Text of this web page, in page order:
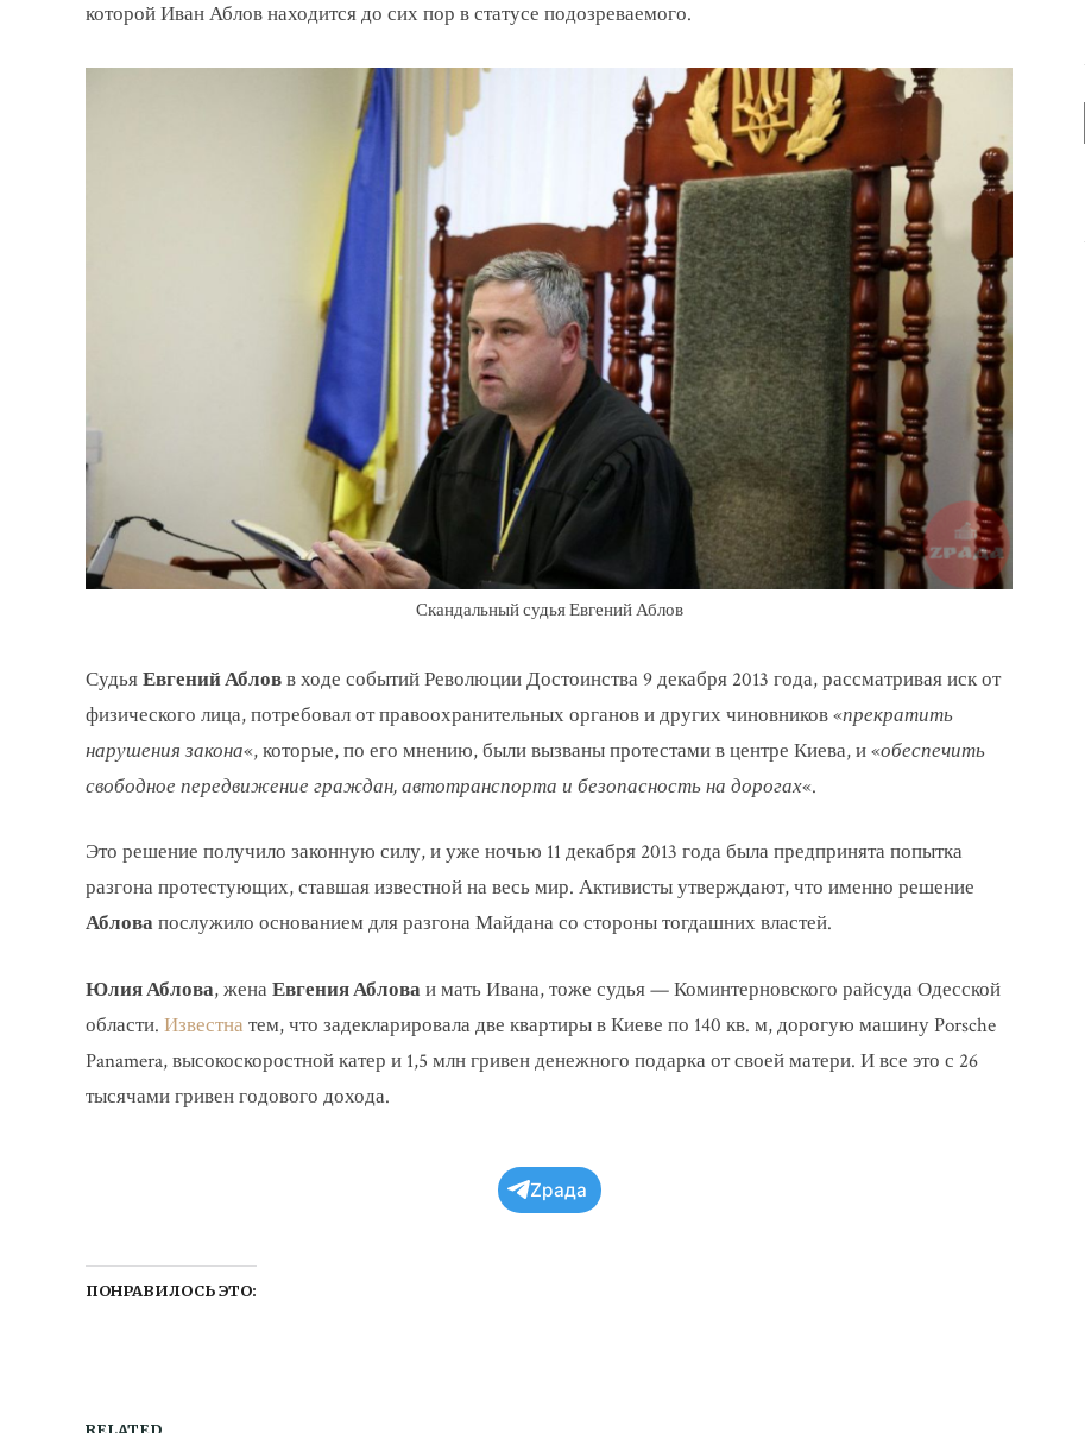
которой Иван Аблов находится до сих пор в статусе подозреваемого.
Скандальный судья Евгений Аблов
СудьяЕвгений Абловв ходе событий Революции Достоинства 9 декабря 2013 года, рассматривая иск от
физического лица, потребовал от правоохранительных органов и других чиновников «прекратить
нарушения закона«, которые, по его мнению, были вызваны протестами в центре Киева, и «обеспечить
свободное передвижение граждан, автотранспорта и безопасность на дорогах«.
Это решение получило законную силу, и уже ночью 11 декабря 2013 года была предпринята попытка
разгона протестующих, ставшая известной на весь мир. Активисты утверждают, что именно решение
Абловапослужило основанием для разгона Майдана со стороны тогдашних властей.
Юлия Аблова, женаЕвгения Абловаи мать Ивана, тоже судья — Коминтерновского райсуда Одесской
области. Известна тем, что задекларировала две квартиры в Киеве по 140 кв. м, дорогую машину Porsche
Panamera, высокоскоростной катер и 1,5 млн гривен денежного подарка от своей матери. И все это с 26
тысячами гривен годового дохода.
Zрада
ПОНРАВИЛОСЬ ЭТО: